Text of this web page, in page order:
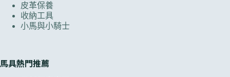
皮革保養
收納工具
小馬與小騎士
馬具熱門推薦